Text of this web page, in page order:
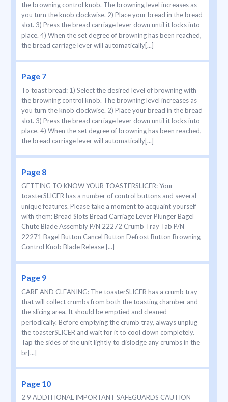
the browning control knob. The browning level increases as
you turn the knob clockwise. 2) Place your bread in the bread
slot. 3) Press the bread carriage lever down until it locks into
place. 4) When the set degree of browning has been reached,
the bread carriage lever will automatically[...]
Page 7
To toast bread: 1) Select the desired level of browning with
the browning control knob. The browning level increases as
you turn the knob clockwise. 2) Place your bread in the bread
slot. 3) Press the bread carriage lever down until it locks into
place. 4) When the set degree of browning has been reached,
the bread carriage lever will automatically[...]
Page 8
GETTING TO KNOW YOUR TOASTERSLICER: Your
toasterSLICER has a number of control buttons and several
unique features. Please take a moment to acquaint yourself
with them: Bread Slots Bread Carriage Lever Plunger Bagel
Chute Blade Assembly P/N 22272 Crumb Tray Tab P/N
22271 Bagel Button Cancel Button Defrost Button Browning
Control Knob Blade Release [...]
Page 9
CARE AND CLEANING: The toasterSLICER has a crumb tray
that will collect crumbs from both the toasting chamber and
the slicing area. It should be emptied and cleaned
periodically. Before emptying the crumb tray, always unplug
the toasterSLICER and wait for it to cool down completely.
Tap the sides of the unit lightly to dislodge any crumbs in the
br[...]
Page 10
2 9 ADDITIONAL IMPORTANT SAFEGUARDS CAUTION